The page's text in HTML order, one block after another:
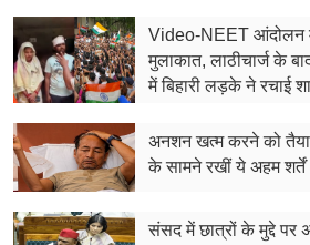
ePaper
वेब स्टोरीज
गैलरी
वीडियो
Video-NEET आंदोलन
मुलाकात, लाठीचार्ज के
में बिहारी लड़के ने रचाई
अनशन खत्म करने को
के सामने रखीं ये अहम शर्तें
संसद में छात्रों के मुद्दे